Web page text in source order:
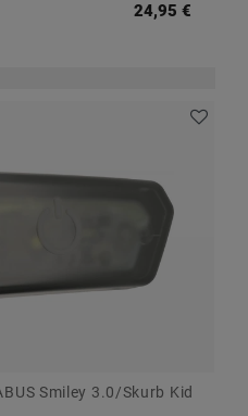
24,95 €
Smiley 3.0/Skurb Kid